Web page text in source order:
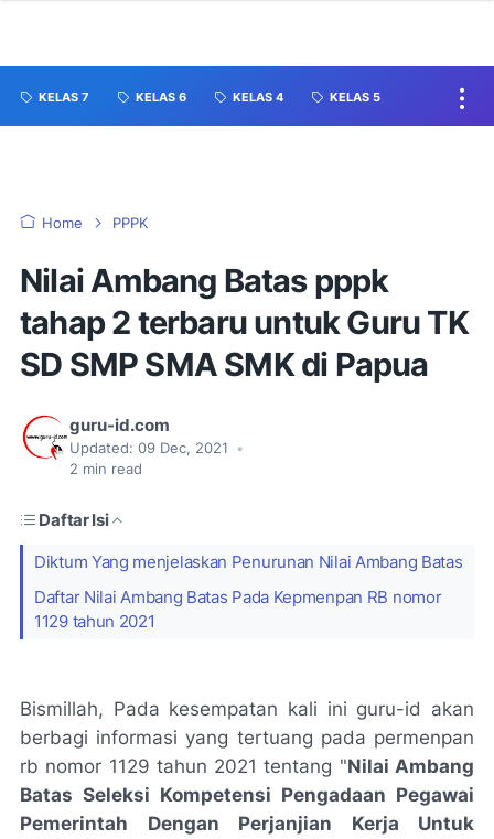
KELAS 7 KELAS 6 KELAS 4 KELAS 5
Home PPPK
Nilai Ambang Batas pppk
tahap 2 terbaru untuk Guru TK
SD SMP SMA SMK di Papua
guru-id.com
Updated: 09 Dec, 2021
•
2 min read
Daftar Isi
Diktum Yang menjelaskan Penurunan Nilai Ambang Batas
Daftar Nilai Ambang Batas Pada Kepmenpan RB nomor
1129 tahun 2021
Bismillah, Pada kesempatan kali ini guru-id akan
berbagi informasi yang tertuang pada permenpan
rb nomor 1129 tahun 2021 tentang "Nilai Ambang
Batas Seleksi Kompetensi Pengadaan Pegawai
Pemerintah Dengan Perjanjian Kerja Untuk